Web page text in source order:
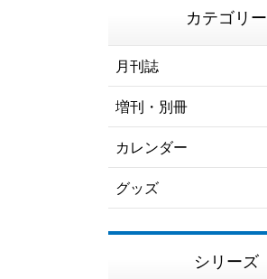
カテゴリー
月刊誌
増刊・別冊
カレンダー
グッズ
シリーズ